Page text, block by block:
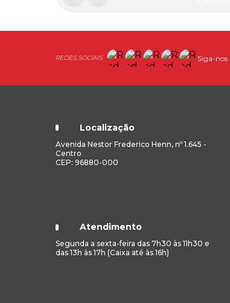
Siga-nos
Localização
Avenida Nestor Frederico Henn, nº 1.645 -
Centro
CEP: 96880-000
Atendimento
Segunda a sexta-feira das 7h30 às 11h30 e
das 13h às 17h (Caixa até às 16h)